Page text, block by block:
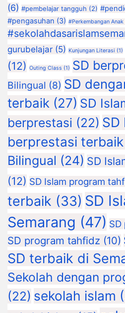
(6) #pembelajar tangguh (2)
#pengasuhan (3) #Perkembangan Anak
gurubelajar (5) Kunjungan Literasi (1)
(12) Outing Class (1) SD
Bilingual (8) SD
terbaik (27) SD
berprestasi (22) SD
berprestasi terbaik
Bilingual (24) SD
(12) SD Islam program
terbaik (33) SD
Semarang (47) SD
SD program tahfidz (10)
SD terbaik di
Sekolah dengan
(22) sekolah islam